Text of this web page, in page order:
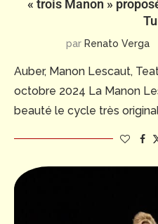
« trois Manon »
par Renato Verga
Auber, Manon Lescaut,
octobre 2024 La Manon
beauté le cycle très